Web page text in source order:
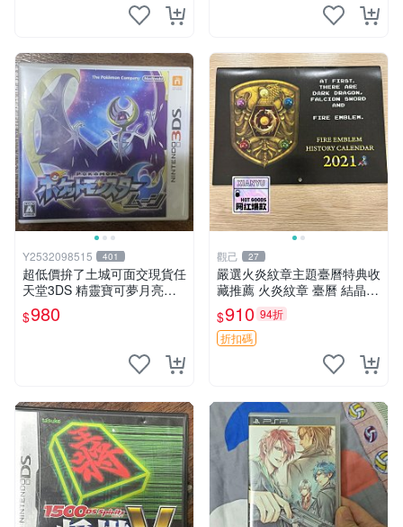
Y2532098515 401
超低價拚了土城可面交現貨任
天堂3DS 精靈寶可夢月亮盒
裝月亮 日文版日機專用3DS~
日版
$980
觀己 27
嚴選火炎紋章主題臺曆特典收
藏推薦 火炎紋章 臺曆 結晶紋
章
$910 94折
折扣碼